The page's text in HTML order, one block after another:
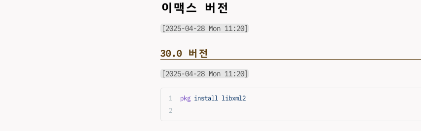
이맥스 버전
[2025-04-28 Mon 11:20]
30.0 버전
[2025-04-28 Mon 11:20]
pkg install libxml2